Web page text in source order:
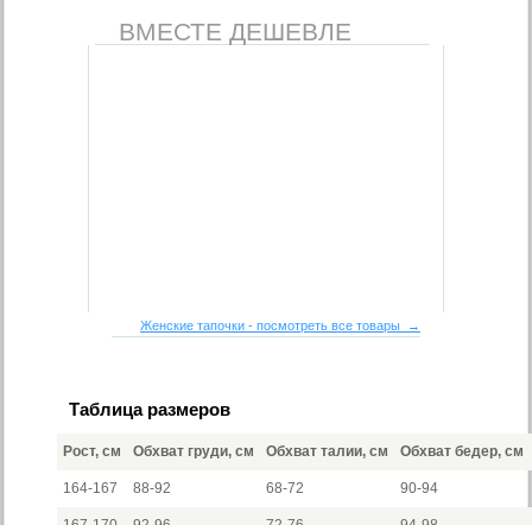
ВМЕСТЕ ДЕШЕВЛЕ
Женские тапочки - посмотреть все товары →
Таблица размеров
Рост, см Обхват груди, см Обхват талии, см Обхват бедер, см
164-167 88-92 68-72 90-94